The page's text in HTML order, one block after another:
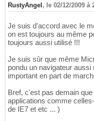
RustyAngel , le 02/12/2009 à
Je suis d'accord avec le
on est toujours au même
toujours aussi utilisé !!!
Je suis sûr que même
pondu un navigateur
important en part de
Bref, c'est pas demain
applications comme
de IE7 et etc ... )